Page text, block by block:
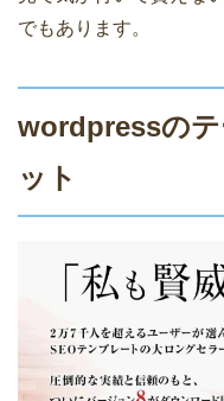
でもあります。
wordpressのテ
ット